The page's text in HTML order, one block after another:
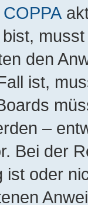
COPPA
den
ist,
–
Bei der
ist oder